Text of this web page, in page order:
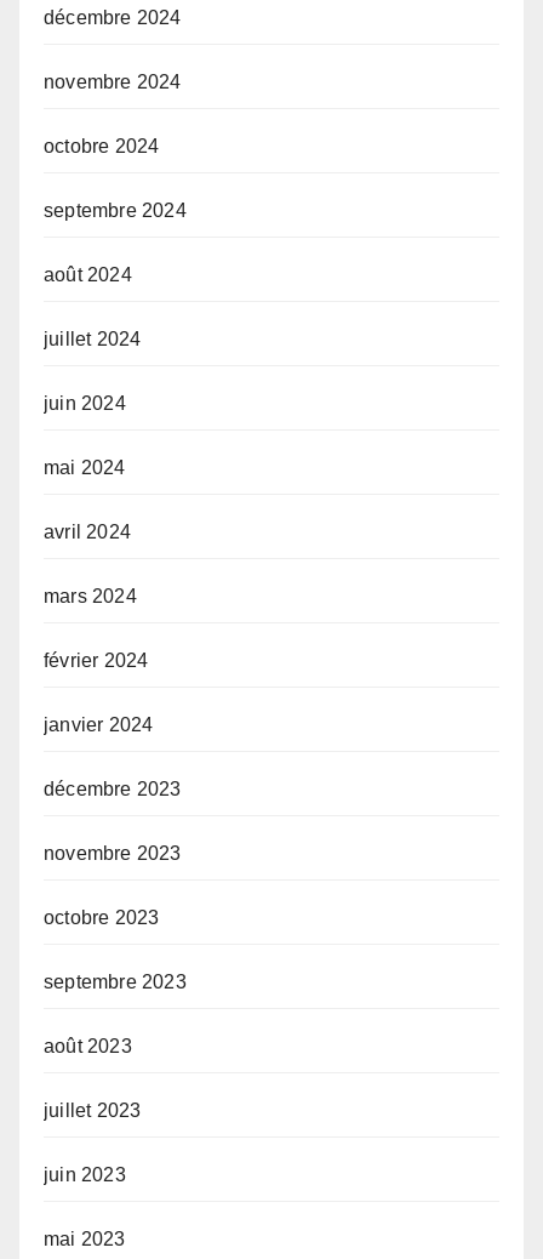
décembre 2024
novembre 2024
octobre 2024
septembre 2024
août 2024
juillet 2024
juin 2024
mai 2024
avril 2024
mars 2024
février 2024
janvier 2024
décembre 2023
novembre 2023
octobre 2023
septembre 2023
août 2023
juillet 2023
juin 2023
mai 2023